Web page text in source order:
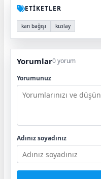
ETİKETLER
kan bağışı kızılay
Yorumlar0 yorum
Yorumunuz
Adınız soyadınız